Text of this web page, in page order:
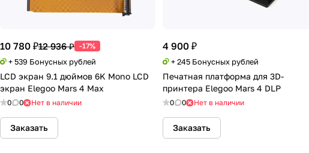
10 780 ₽12 936 ₽ -17%
+ 539 Бонусных рублей
LCD экран 9.1 дюймов 6K Mono LCD
экран Elegoo Mars 4 Max
0 0 Нет в наличии
Заказать
4 900 ₽
+ 245 Бонусных рублей
Печатная платформа для 3D-
принтера Elegoo Mars 4 DLP
0 0 Нет в наличии
Заказать